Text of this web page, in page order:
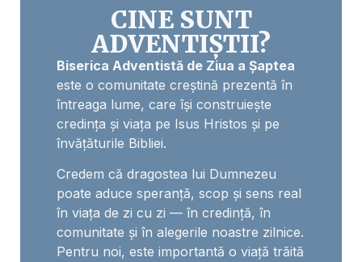
CINE SUNT
ADVENTIȘTII?
Biserica Adventistă de Ziua a Șaptea
este o comunitate creștină prezentă în
întreaga lume, care își construiește
credința și viața pe Isus Hristos și pe
învățăturile Bibliei.
Credem că dragostea lui Dumnezeu
poate aduce speranță, scop și sens real
în viața de zi cu zi — în credință, în
comunitate și în alegerile noastre zilnice.
Pentru noi, este importantă o viață trăită